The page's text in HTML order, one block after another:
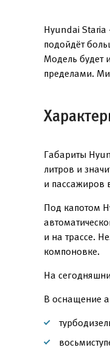
Hyundai Staria
подойдёт
Модель будет
пределами.
Габариты
литров и
и пассажиров
Под капотом
и на трассе.
компоновке.
На
В оснащение